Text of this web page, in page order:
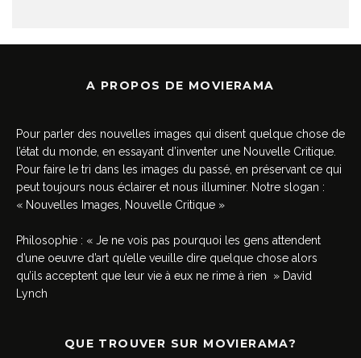
A PROPOS DE MOVIERAMA
Pour parler des nouvelles images qui disent quelque chose de
l’état du monde, en essayant d’inventer une Nouvelle Critique.
Pour faire le tri dans les images du passé, en préservant ce qui
peut toujours nous éclairer et nous illuminer. Notre slogan :
« Nouvelles Images, Nouvelle Critique »
Philosophie : « Je ne vois pas pourquoi les gens attendent
d’une oeuvre d’art qu’elle veuille dire quelque chose alors
qu’ils acceptent que leur vie à eux ne rime à rien » David
Lynch
QUE TROUVER SUR MOVIERAMA?